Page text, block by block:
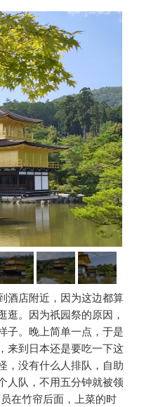
酒店附近，因为这边都算
逛。因为祇园祭的原因，
子。晚上简单一点，于是
来到日本还是要吃一下这
，没有什么人排队，自助
人队，不用五分钟就被领
在竹帘后面，上菜的时